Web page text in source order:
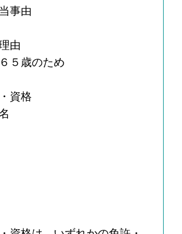
事由
由
５歳のため
資格